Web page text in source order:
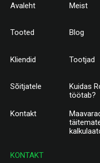
Avaleht Meist
Tooted Blog
Kliendid Tootjad
Sõitjatele
Kuidas
töötab?
Kontakt
KONTAKT